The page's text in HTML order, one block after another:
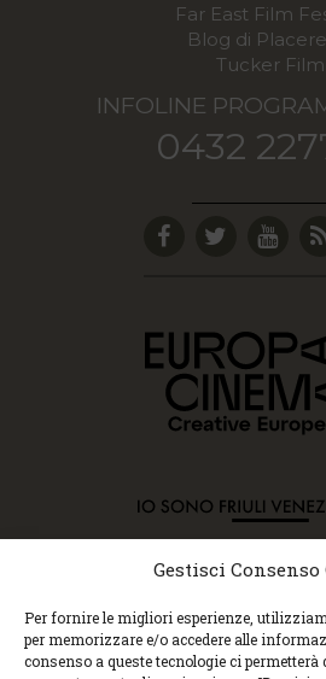
Gestisci Consenso
Per fornire le migliori esperienze,
per memorizzare e/o accedere alle
consenso a queste tecnologie ci permetterà
Far East Film
Blog di
Tucker Film
INFOLINE
0432
Copyright © 2015 Cec, Tutti i
contenuto può essere copiato o
sito approvi la Policy sulla
contenuti.